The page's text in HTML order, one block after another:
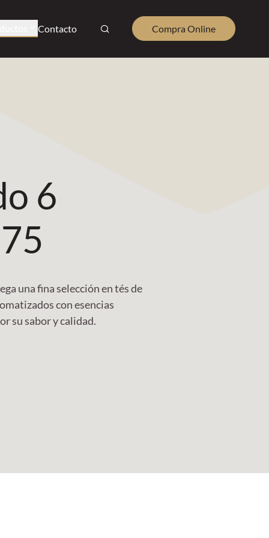
Contacto Compra Online
6
una fina selección en tés de
con esencias
su sabor y calidad.